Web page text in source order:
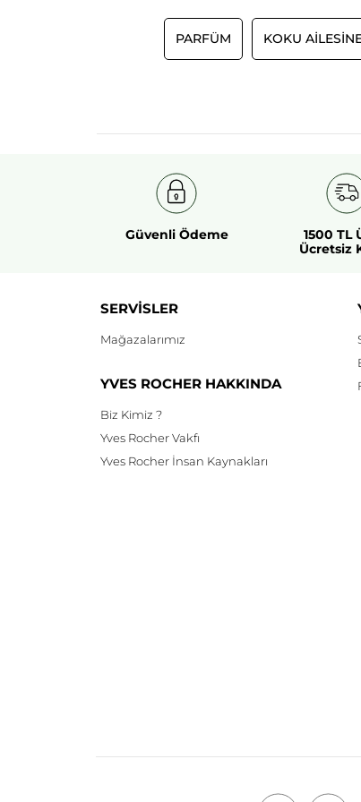
PARFÜM KOKU
Güvenli Ödeme
1500 TL
Ücretsiz
SERVİSLER
Mağazalarımız
YVES ROCHER HAKKINDA
Biz Kimiz ?
Yves Rocher Vakfı
Yves Rocher İnsan Kaynakları